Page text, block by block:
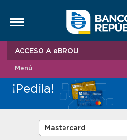
ACCESO A eBROU
Menú
¡Pedila!